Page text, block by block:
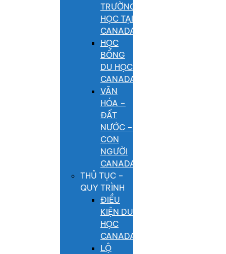
TRƯỜNG
HỌC TẠI
CANADA
HỌC
BỔNG
DU HỌC
CANADA
VĂN
HÓA –
ĐẤT
NƯỚC –
CON
NGƯỜI
CANADA
THỦ TỤC –
QUY TRÌNH
ĐIỀU
KIỆN DU
HỌC
CANADA
LỘ